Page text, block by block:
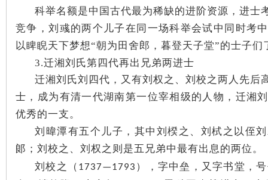
科举名额是中国古代最为稀缺的进阶资源，进士
竞争，刘彧的两个儿子在同一场科举会试中同时考
以睥睨天下梦想“朝为田舍郎，暮登天子堂”的士子们
3.迁湘刘氏第四代再出兄弟两进士
迁湘刘氏刘四代，又有刘权之、刘校之两人先后
士，成为有清一代湖南第一位宰相级的人物，迁湘
优秀的一支。
刘暐潭有五个儿子，其中刘楑之、刘栻之以侄
郞；刘校之、刘权之则是五兄弟中最有出息的两位。
刘校之（ 1737—1793 ），字中垒，又字书堂，